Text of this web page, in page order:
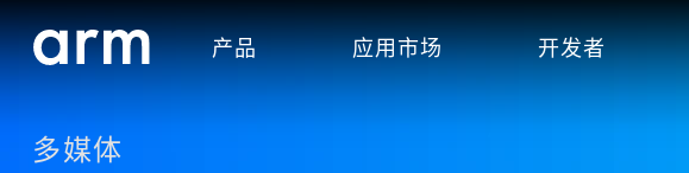
Skip to Main Content
Skip to Footer
产品 应用市场 开发者
多媒体